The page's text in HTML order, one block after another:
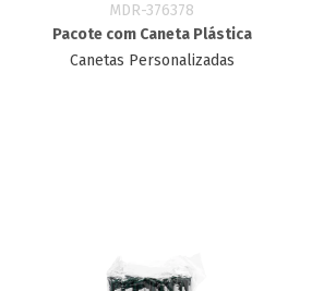
MDR-376378
Pacote com Caneta Plástica
Canetas Personalizadas